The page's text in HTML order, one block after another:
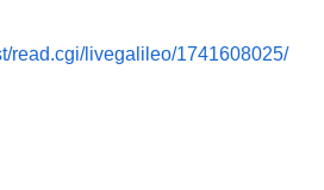
read.cgi/livegalileo/1741608025/